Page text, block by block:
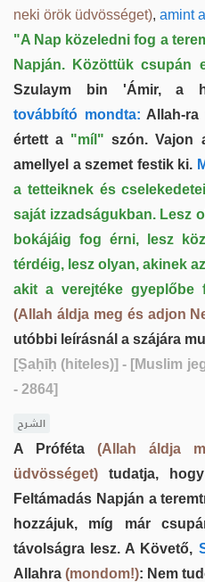
neki örök üdvösséget), amint
"A Nap közeledni fog a
Napján. Közöttük csupán
Szulaym bin 'Ámir, a
továbbító mondta: Allah-
értett a "míl" szón. Vajon
amellyel a szemet festik ki.
a tetteiknek és
saját izzadságukban. Lesz
bokájáig fog érni, lesz
térdéig, lesz olyan, akinek
akit a verejtéke gyeplőbe
(Allah áldja meg és adjon
utóbbi leírásnál a szájára
[Ṣaḥīḥ (hiteles)] - [Muslim
- 2864]
الشرح
A Próféta (Allah áldja
üdvösséget) tudatja,
Feltámadás Napján a
hozzájuk, míg már
távolságra lesz. A Követő,
Allahra(mondom!): Nem